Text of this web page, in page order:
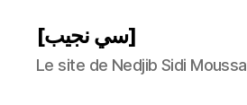
[سي نجيب]
Le site de Nedjib Sidi Moussa